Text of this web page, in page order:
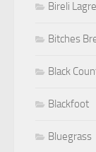
Bireli
Bitches
Black
Blackfoot
Bluegrass